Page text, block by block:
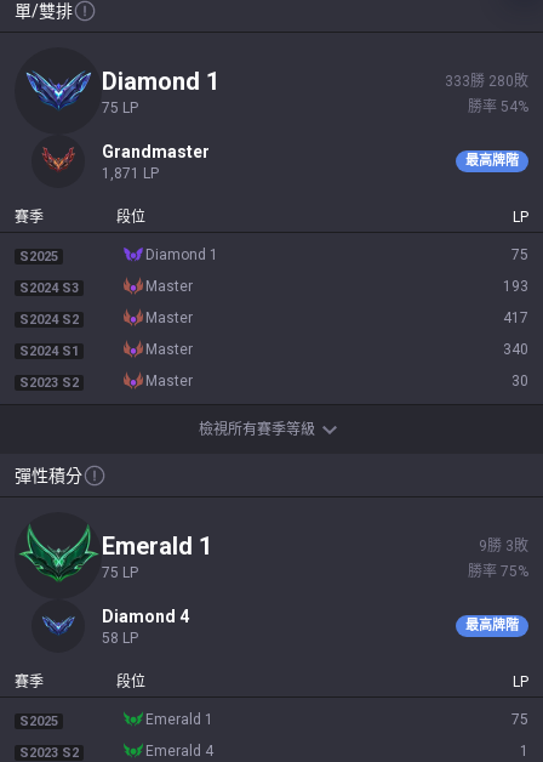
單/雙排
diamond 1
75 LP
333勝 280敗
勝率 54%
grandmaster
1,871 LP
最高牌階
賽季 段位 LP
S2025 diamond 1 75
S2024 S3 master 193
S2024 S2 master 417
S2024 S1 master 340
S2023 S2 master 30
檢視所有賽季等級
彈性積分
emerald 1
75 LP
9勝 3敗
勝率 75%
diamond 4
58 LP
最高牌階
賽季 段位 LP
S2025 emerald 1 75
S2023 S2 emerald 4 1